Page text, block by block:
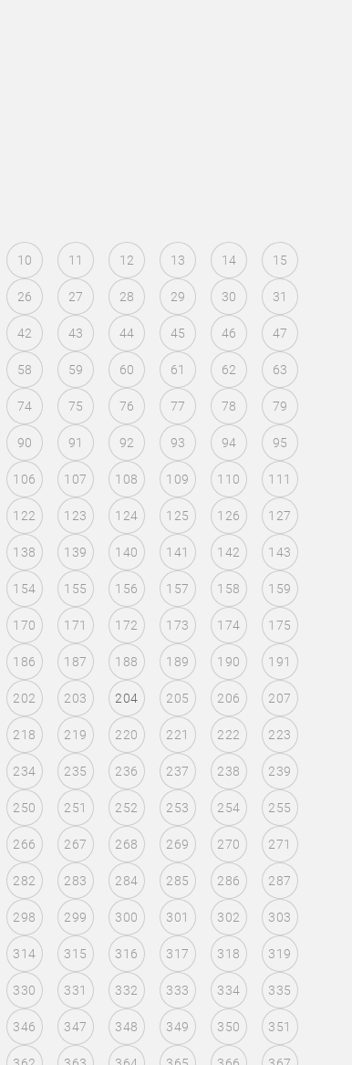
10 11 12 13 14 15
26 27 28 29 30 31
42 43 44 45 46 47
58 59 60 61 62 63
74 75 76 77 78 79
90 91 92 93 94 95
106 107 108 109 110 111
122 123 124 125 126 127
138 139 140 141 142 143
154 155 156 157 158 159
170 171 172 173 174 175
186 187 188 189 190 191
202 203 204 205 206 207
218 219 220 221 222 223
234 235 236 237 238 239
250 251 252 253 254 255
266 267 268 269 270 271
282 283 284 285 286 287
298 299 300 301 302 303
314 315 316 317 318 319
330 331 332 333 334 335
346 347 348 349 350 351